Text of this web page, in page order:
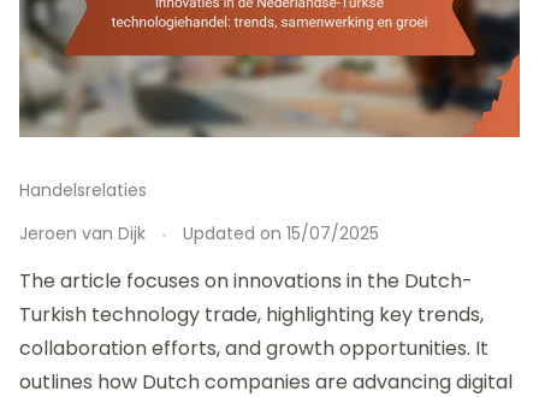
Handelsrelaties
Jeroen van Dijk
Updated on 15/07/2025
The article focuses on innovations in the Dutch-
Turkish technology trade, highlighting key trends,
collaboration efforts, and growth opportunities. It
outlines how Dutch companies are advancing digital